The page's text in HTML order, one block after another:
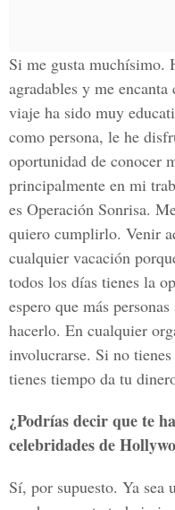
Si me gusta muchísimo.
agradables y me
viaje ha sido muy
como persona, le he
oportunidad de conocer
principalmente en mi
es Operación Sonrisa.
quiero cumplirlo. Venir
cualquier vacación
todos los días tienes la
espero que más
hacerlo. En cualquier
involucrarse. Si no
tienes tiempo da tu
¿Podrías decir que te
celebridades de
Sí, por supuesto. Ya sea